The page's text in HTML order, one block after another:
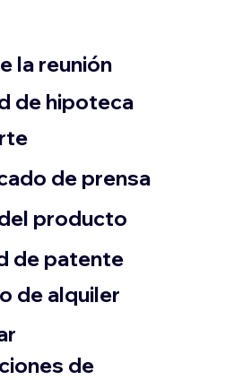
la reunión
de hipoteca
de prensa
producto
de patente
de alquiler
de